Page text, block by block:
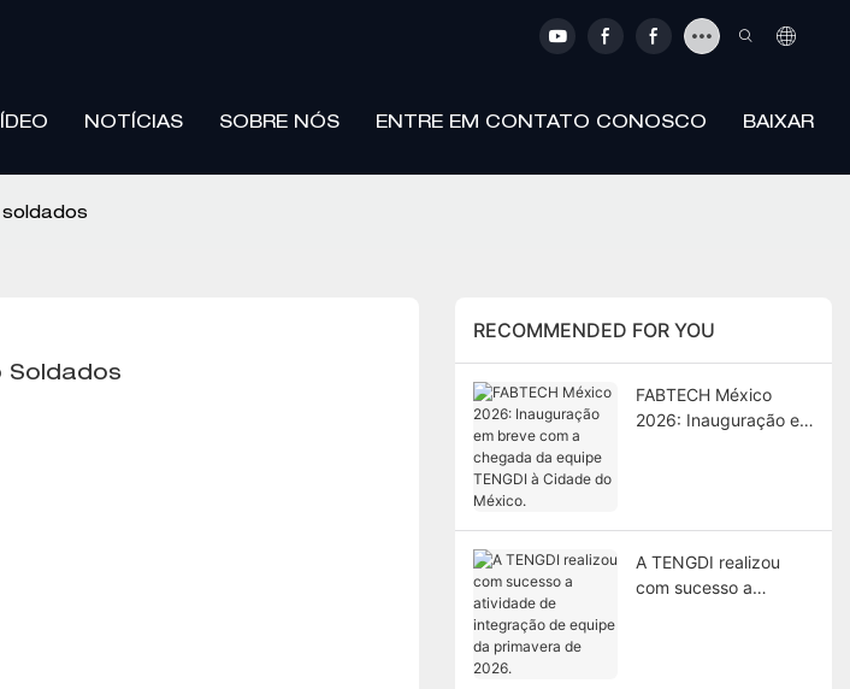
NOTÍCIAS SOBRE NÓS ENTRE EM CONTATO CONOSCO BAIXAR
Soldados
RECOMMENDED FOR YOU
FABTECH México
2026: Inauguração em
A TENGDI realizou
com sucesso a